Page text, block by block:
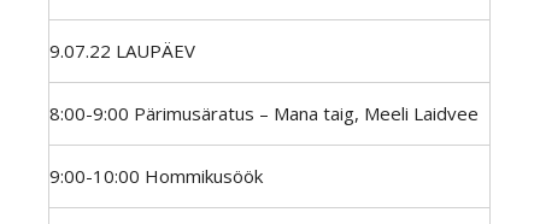
9.07.22 LAUPÄEV
8:00-9:00 Pärimusäratus – Mana taig, Meeli Laidvee
9:00-10:00 Hommikusöök